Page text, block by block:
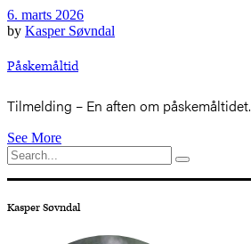
6. marts 2026
by Kasper Søvndal
Påskemåltid
Tilmelding – En aften om påskemåltidet.
See More
Search
for:
Kasper Søvndal